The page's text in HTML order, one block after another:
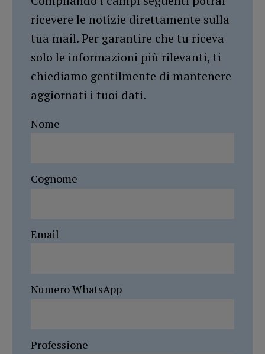
ricevere le notizie direttamente sulla
tua mail. Per garantire che tu riceva
solo le informazioni più rilevanti, ti
chiediamo gentilmente di mantenere
aggiornati i tuoi dati.
Nome
Cognome
Email
Numero WhatsApp
Professione